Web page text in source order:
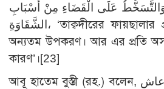
عَلَى الْقَضَاءِ مِنْ أَسْبَابِ
الشَّقَاوَةِ، ‘তাক্বদীরের ফায়ছালার প্রতি সন্তুষ্ট থাকা সুখের
অন্যতম উপকরণ। আর এর প্রতি
কারণ’।[23]
আবূ হাতেম বুস্তী (রহ.) বলেন, من قنع لم يتسخط وعاش